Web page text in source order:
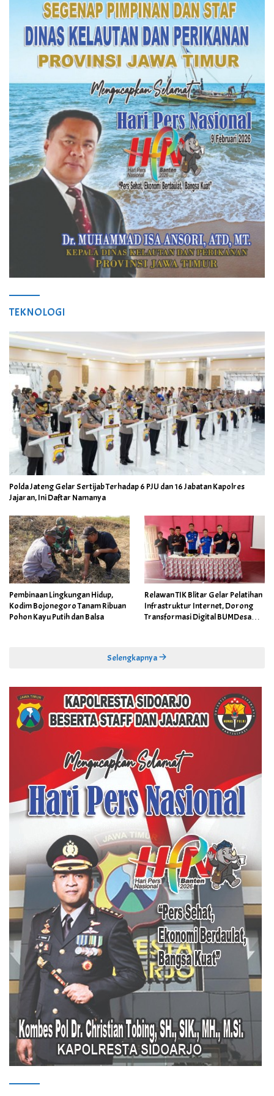
TEKNOLOGI
Polda Jateng Gelar Sertijab Terhadap 6 PJU dan 16 Jabatan Kapolres
Jajaran, Ini Daftar Namanya
Pembinaan Lingkungan Hidup,
Kodim Bojonegoro Tanam Ribuan
Pohon Kayu Putih dan Balsa
Relawan TIK Blitar Gelar Pelatihan
Infrastruktur Internet, Dorong
Transformasi Digital BUMDesa
Selengkapnya